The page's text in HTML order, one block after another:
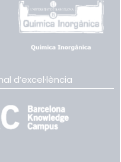
d’excel·lència